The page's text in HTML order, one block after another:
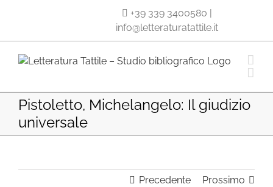
+39 339 3400580 |
info@letteraturatattile.it
Pistoletto, Michelangelo: Il giudizio
universale
Precedente Prossimo